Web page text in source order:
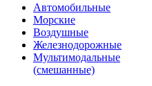
Автомобильные
Морские
Воздушные
Железнодорожные
Мультимодальные
(смешанные)